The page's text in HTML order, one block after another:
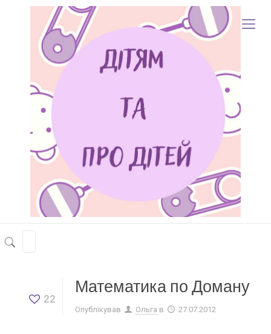
22
Математика по Доману
Опублікував Ольга в 27.07.2012